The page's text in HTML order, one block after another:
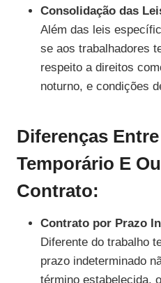
Consolidação das
Além das leis
se aos trabalhadores
respeito a direitos
noturno, e condições
Diferenças
Temporário E
Contrato:
Contrato por Prazo
Diferente do trabalho
prazo indeterminado
término estabelecida,